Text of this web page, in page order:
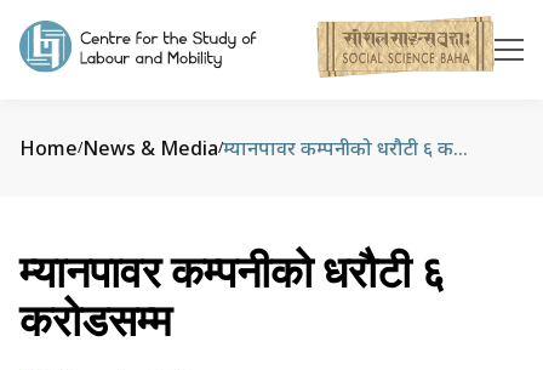
Home/News & Media/ म्यानपावर कम्पनीको धरौटी ६ करोडसम्म
म्यानपावर कम्पनीको धरौटी ६
करोडसम्म